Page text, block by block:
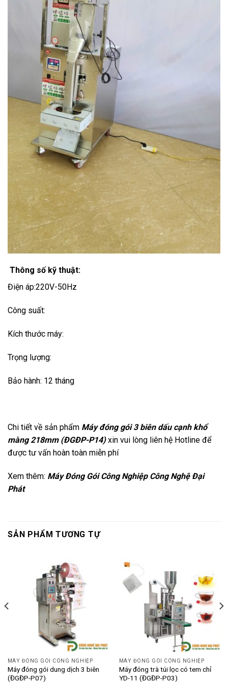
Thông số kỹ thuật:
Điện áp:220V-50Hz
Công suất:
Kích thước máy:
Trọng lượng:
Bảo hành: 12 tháng
Chi tiết về sản phẩm Máy đóng gói 3 biên dấu cạnh khổ
màng 218mm (ĐGĐP-P14)xin vui lòng liên hệ Hotline để
được tư vấn hoàn toàn miễn phí
Xem thêm: Máy Đóng Gói Công Nghiệp Công Nghệ Đại
Phát
SẢN PHẨM TƯƠNG TỰ
MÁY ĐÓNG GÓI CÔNG NGHIỆP
Máy đóng gói dung dịch 3 biên
(ĐGĐP-P07)
MÁY ĐÓNG GÓI CÔNG NGHIỆP
Máy đóng trà túi lọc có tem chỉ
YD-11 (ĐGĐP-P03)